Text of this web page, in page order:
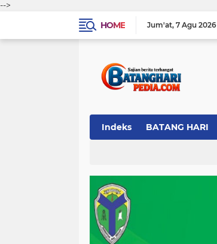
-->
HOME
Jum'at 7 Agu 2026
Indeks BATANG HARI